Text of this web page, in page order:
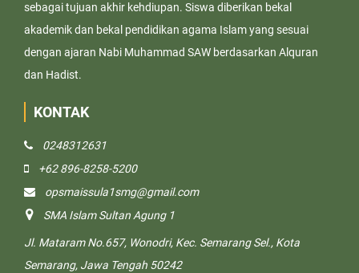
sebagai tujuan akhir kehdiupan. Siswa diberikan bekal
akademik dan bekal pendidikan agama Islam yang sesuai
dengan ajaran Nabi Muhammad SAW berdasarkan Alquran
dan Hadist.
KONTAK
0248312631
+62 896-8258-5200
opsmaissula1smg@gmail.com
SMA Islam Sultan Agung 1
Jl. Mataram No.657, Wonodri, Kec. Semarang Sel., Kota
Semarang, Jawa Tengah 50242